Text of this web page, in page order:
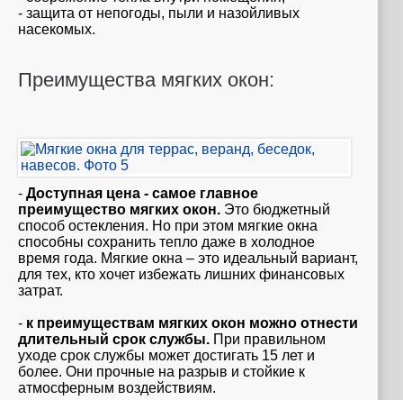
- защита от непогоды, пыли и назойливых
насекомых.
Преимущества мягких окон:
- Доступная цена - самое главное
преимущество мягких окон. Это бюджетный
способ остекления. Но при этом мягкие окна
способны сохранить тепло даже в холодное
время года. Мягкие окна – это идеальный вариант,
для тех, кто хочет избежать лишних финансовых
затрат.
- к преимуществам мягких окон можно отнести
длительный срок службы. При правильном
уходе срок службы может достигать 15 лет и
более. Они прочные на разрыв и стойкие к
атмосферным воздействиям.